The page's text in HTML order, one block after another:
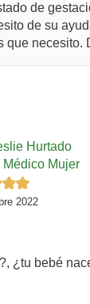
de
de su
que necesito.
Hurtado
Médico Mujer
2022
¿tu bebé